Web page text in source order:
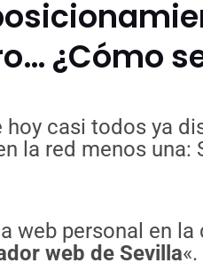
¿Cómo
casi todos ya
la red menos una:
web personal en
web de Sevilla